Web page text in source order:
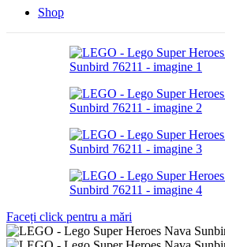
Shop
Faceți click pentru a mări